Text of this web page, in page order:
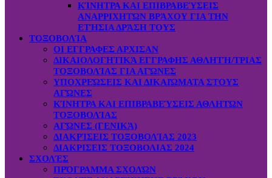
ΚΊΝΗΤΡΑ ΚΑΙ ΕΠΙΒΡΑΒΕΎΣΕΙΣ
ΑΝΑΡΡΙΧΗΤΏΝ ΒΡΆΧΟΥ ΓΙΑ ΤΗΝ
ΕΤΉΣΙΑ ΔΡΆΣΗ ΤΟΥΣ
ΤΟΞΟΒΟΛΊΑ
ΟΙ ΕΓΓΡΑΦΕΣ ΑΡΧΙΣΑΝ
ΔΙΚΑΙΟΛΟΓΗΤΙΚΆ ΕΓΓΡΑΦΗΣ ΑΘΛΗΤΉ/ΤΡΙΑΣ
ΤΟΞΟΒΟΛΊΑΣ ΓΙΑ ΑΓΏΝΕΣ
ΥΠΟΧΡΕΏΣΕΙΣ ΚΑΙ ΔΙΚΑΙΏΜΑΤΑ ΣΤΟΥΣ
ΑΓΏΝΕΣ
ΚΊΝΗΤΡΑ ΚΑΙ ΕΠΙΒΡΑΒΕΎΣΕΙΣ ΑΘΛΗΤΏΝ
ΤΟΞΟΒΟΛΊΑΣ
ΑΓΏΝΕΣ (ΓΕΝΙΚΆ)
ΔΙΑΚΡΊΣΕΙΣ ΤΟΞΟΒΟΛΊΑΣ 2023
ΔΙΑΚΡΙΣΕΙΣ ΤΟΞΟΒΟΛΙΑΣ 2024
ΣΧΟΛΈΣ
ΠΡΌΓΡΑΜΜΑ ΣΧΟΛΏΝ